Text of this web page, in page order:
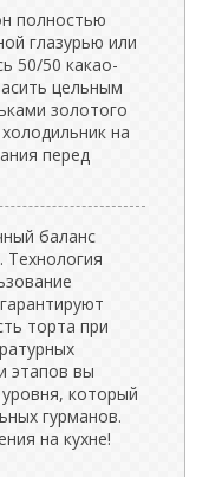
полностью
глазурью или
50/50 какао-
цельным
золотого
на
перед
баланс
Технология
торта при
этапов вы
который
гурманов.
на кухне!